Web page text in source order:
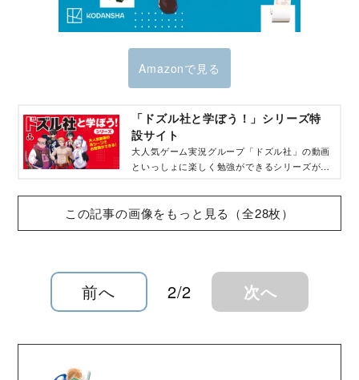
Amazonで見る
「ドズル社と学ぼう！」シリーズ特
設サイト
大人気ゲーム実況グループ「ドズル社」の動画
といっしょに楽しく勉強ができるシリーズが誕
「四字熟語」を覚えて語彙力をアップしよう。
この記事の画像をもっと見る（全28枚）
前へ 2/2 次へ